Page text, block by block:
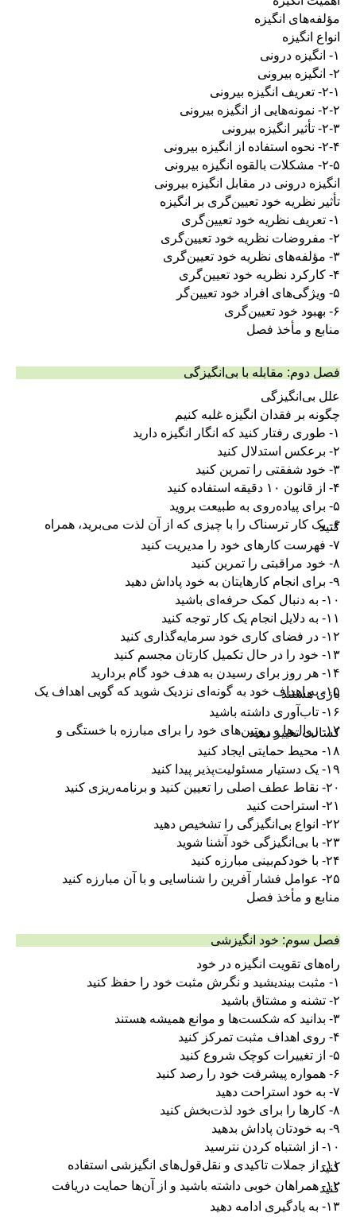
مؤلفه‌های انگیزه
انواع انگیزه
۱- انگیزه درونی
۲- انگیزه بیرونی
۲-۱- تعریف انگیزه بیرونی
۲-۲- نمونه‌هایی از انگیزه بیرونی
۲-۳- تأثیر انگیزه بیرونی
۲-۴- نحوه استفاده از انگیزه بیرونی
۲-۵- مشکلات بالقوه انگیزه بیرونی
انگیزه درونی در مقابل انگیزه بیرونی
تأثیر نظریه خود تعیین‌گری بر انگیزه
۱- تعریف نظریه خود تعیین‌گری
۲- مفروضات نظریه خود تعیین‌گری
۳- مؤلفه‌های نظریه خود تعیین‌گری
۴- کارکرد نظریه خود تعیین‌گری
۵- ویژگی‌های افراد خود تعیین‌گر
۶- بهبود خود تعیین‌گری
منابع و مأخذ فصل
فصل دوم‌: مقابله با بی‌انگیزگی
علل بی‌انگیزگی
چگونه بر فقدان انگیزه غلبه کنیم
۱- طوری رفتار کنید که انگار انگیزه دارید
۲- برعکس استدلال کنید
۳- خود شفقتی را تمرین کنید
۴- از قانون ۱۰ دقیقه استفاده کنید
۵- برای پیاده‌روی به طبیعت بروید
۶- یک کار ترسناک را با چیزی که از آن لذت می‌برید، همراه
کنید
۷- فهرست کارهای خود را مدیریت کنید
۸- خود مراقبتی را تمرین کنید
۹- برای انجام کارهایتان به خود پاداش دهید
۱۰- به دنبال کمک حرفه‌ای باشید
۱۱- به دلایل انجام یک کار توجه کنید
۱۲- در فضای کاری خود سرمایه‌گذاری کنید
۱۳- خود را در حال تکمیل کارتان مجسم کنید
۱۴- هر روز برای رسیدن به هدف خود گام بردارید
۱۵- به اهداف خود به گونه‌ای نزدیک شوید که گویی اهداف یک
بازی هستند
۱۶- تاب‌آوری داشته باشید
۱۷- روال‌ها و روتین‌های خود را برای مبارزه با خستگی و
کسالت تغییر دهید
۱۸- محیط حمایتی ایجاد کنید
۱۹- یک دستیار مسئولیت‌پذیر پیدا کنید
۲۰- نقاط عطف اصلی را تعیین کنید و برنامه‌ریزی کنید
۲۱- استراحت کنید
۲۲- انواع بی‌انگیزگی را تشخیص دهید
۲۳- با بی‌انگیزگی خود آشنا شوید
۲۴- با خودکم‌بینی مبارزه کنید
۲۵- عوامل فشار آفرین را شناسایی و با آن مبارزه کنید
منابع و مأخذ فصل
فصل سوم‌: خود انگیزشی
راه‌های تقویت انگیزه در خود
۱- مثبت بیندیشید و نگرش مثبت خود را حفظ کنید
۲- تشنه و مشتاق باشید
۳- بدانید که شکست‌ها و موانع همیشه هستند
۴- روی اهداف مثبت تمرکز کنید
۵- از تغییرات کوچک شروع کنید
۶- همواره پیشرفت خود را رصد کنید
۷- به خود استراحت دهید
۸- کارها را برای خود لذت‌بخش کنید
۹- به خودتان پاداش‌ بدهید
۱۰- از اشتباه کردن نترسید
۱۱- از جملات تاکیدی و نقل‌قول‌های انگیزشی استفاده
کنید
۱۲- همراهان خوبی داشته باشید و از آن‌ها حمایت دریافت
کنید
۱۳- به یادگیری ادامه دهید